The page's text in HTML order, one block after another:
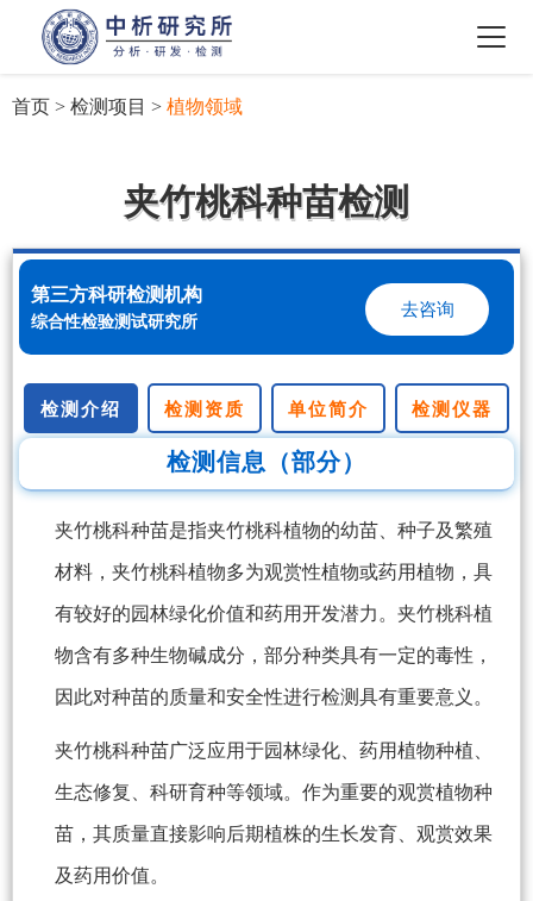
首页 > 检测项目 > 植物领域
夹竹桃科种苗检测
第三方科研检测机构
综合性检验测试研究所
去咨询
检测介绍 检测资质 单位简介 检测仪器
检测信息（部分）
夹竹桃科种苗是指夹竹桃科植物的幼苗、种子及繁殖
材料，夹竹桃科植物多为观赏性植物或药用植物，具
有较好的园林绿化价值和药用开发潜力。夹竹桃科植
物含有多种生物碱成分，部分种类具有一定的毒性，
因此对种苗的质量和安全性进行检测具有重要意义。
夹竹桃科种苗广泛应用于园林绿化、药用植物种植、
生态修复、科研育种等领域。作为重要的观赏植物种
苗，其质量直接影响后期植株的生长发育、观赏效果
及药用价值。